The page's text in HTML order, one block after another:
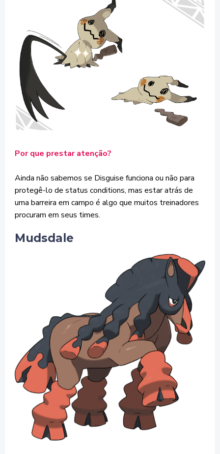
Por que prestar atenção?
Ainda não sabemos se Disguise funciona ou não para
protegê-lo de status conditions, mas estar atrás de
uma barreira em campo é algo que muitos treinadores
procuram em seus times.
Mudsdale